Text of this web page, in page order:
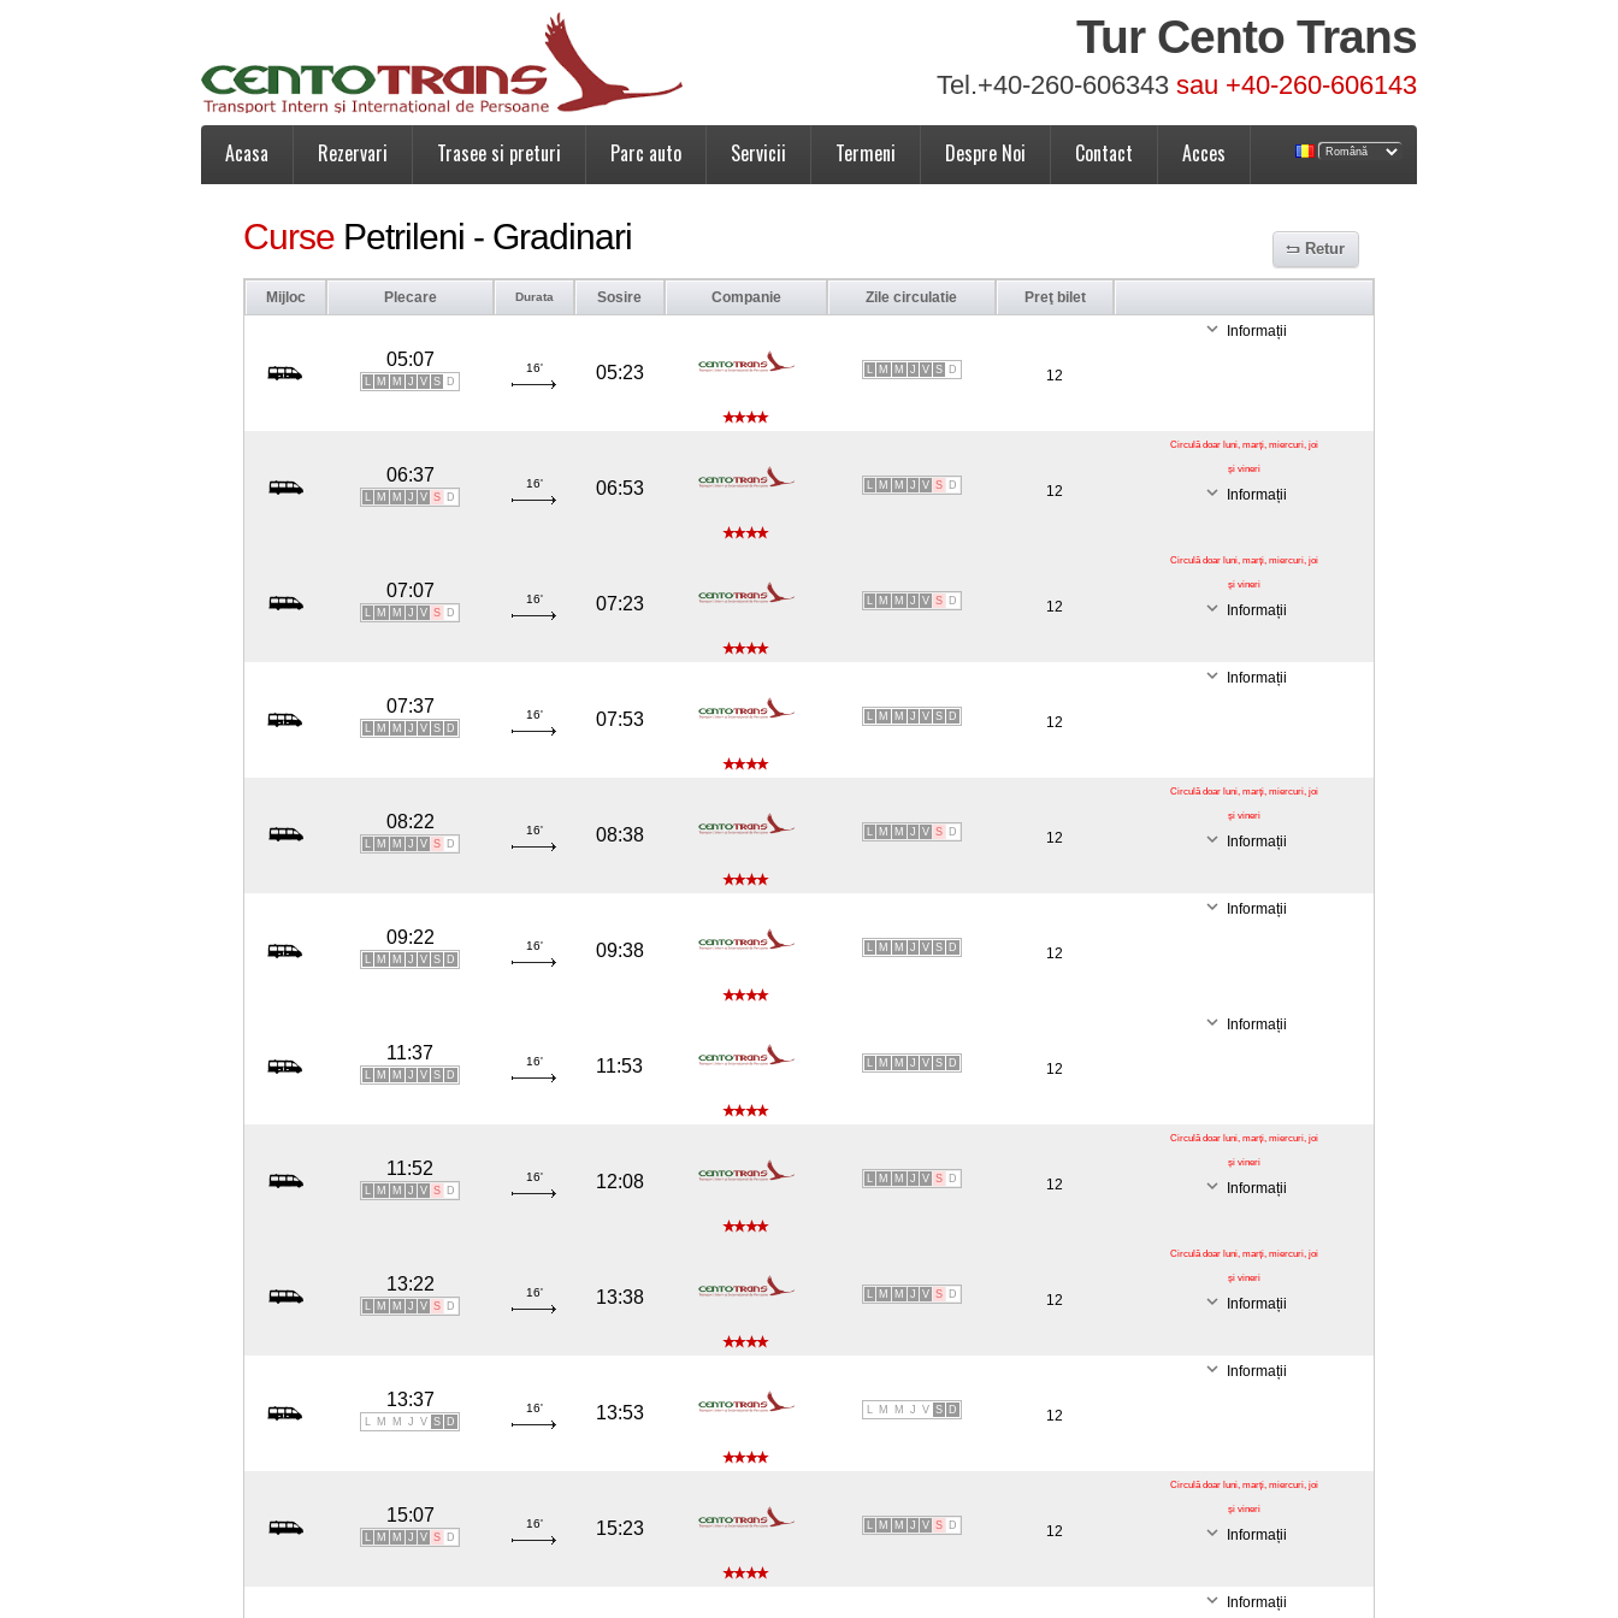
Tur Cento Trans
Tel.+40-260-606343 sau +40-260-606143
Acasa Rezervari Trasee si preturi Parc auto Servicii Termeni Despre Noi Contact Acces
Curse Petrileni - Gradinari Retur
Mijloc Plecare Durata Sosire Companie Zile circulatie Preţ bilet
05:07
L M M J V S D
16' 05:23 L M M J V S D 12
Informații
06:37
L M M J V S D
16' 06:53 L M M J V S D 12
Circulă doar luni, marți, miercuri, joi
și vineri
Informații
07:07
L M M J V S D
16' 07:23 L M M J V S D 12
Circulă doar luni, marți, miercuri, joi
și vineri
Informații
07:37
L M M J V S D
16' 07:53 L M M J V S D 12
Informații
08:22
L M M J V S D
16' 08:38 L M M J V S D 12
Circulă doar luni, marți, miercuri, joi
și vineri
Informații
09:22
L M M J V S D
16' 09:38 L M M J V S D 12
Informații
11:37
L M M J V S D
16' 11:53 L M M J V S D 12
Informații
11:52
L M M J V S D
16' 12:08 L M M J V S D 12
Circulă doar luni, marți, miercuri, joi
și vineri
Informații
13:22
L M M J V S D
16' 13:38 L M M J V S D 12
Circulă doar luni, marți, miercuri, joi
și vineri
Informații
13:37
L M M J V S D
16' 13:53 L M M J V S D 12
Informații
15:07
L M M J V S D
16' 15:23 L M M J V S D 12
Circulă doar luni, marți, miercuri, joi
și vineri
Informații
Informații